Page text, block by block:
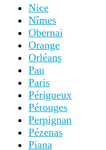
Nice
Nîmes
Obernai
Orange
Orléans
Pau
Paris
Périgueux
Pérouges
Perpignan
Pézenas
Piana